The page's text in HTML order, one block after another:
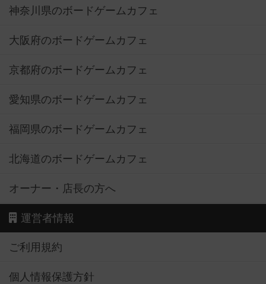
神奈川県のボードゲームカフェ
大阪府のボードゲームカフェ
京都府のボードゲームカフェ
愛知県のボードゲームカフェ
福岡県のボードゲームカフェ
北海道のボードゲームカフェ
オーナー・店長の方へ
運営者情報
ご利用規約
個人情報保護方針